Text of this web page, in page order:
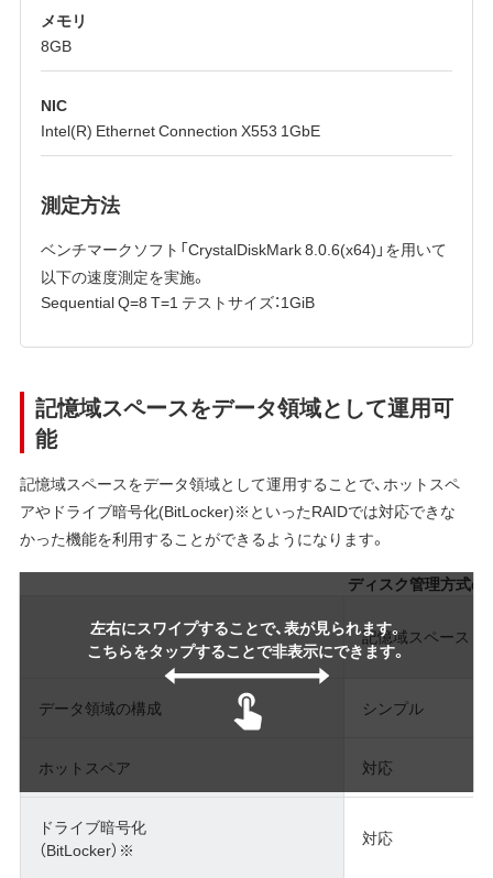
メモリ
8GB
NIC
Intel(R) Ethernet Connection X553 1GbE
測定方法
ベンチマークソフト「CrystalDiskMark 8.0.6(x64)」を用いて
以下の速度測定を実施。
Sequential Q=8 T=1 テストサイズ：1GiB
記憶域スペースをデータ領域として運用可
能
記憶域スペースをデータ領域として運用することで、ホットスペ
アやドライブ暗号化(BitLocker)※といったRAIDでは対応できな
かった機能を利用することができるようになります。
左右にスワイプすることで、表が見られます。
こちらをタップすることで非表示にできます。
ディスク管理方式の
記憶域スペース
データ領域の構成 シンプル
ホットスペア 対応
ドライブ暗号化
（BitLocker）※
対応